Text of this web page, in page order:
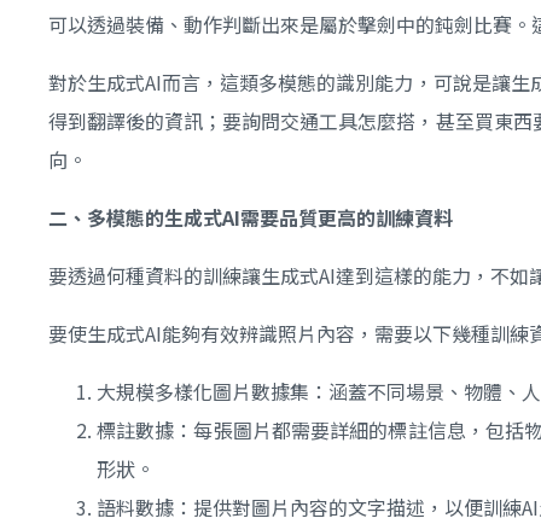
可以透過裝備、動作判斷出來是屬於擊劍中的鈍劍比賽
對於生成式AI而言，這類多模態的識別能力，可說是讓
得到翻譯後的資訊；要詢問交通工具怎麼搭，甚至買東
向。
二、多模態的生成式AI需要品質更高的訓練資料
要透過何種資料的訓練讓生成式AI達到這樣的能力，不
要使生成式AI能夠有效辨識照片內容，需要以下幾種訓練
大規模多樣化圖片數據集：涵蓋不同場景、物體、
標註數據：每張圖片都需要詳細的標註信息，包
形狀。
語料數據：提供對圖片內容的文字描述，以便訓練